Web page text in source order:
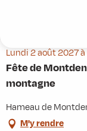
principal
Lundi 2 août 2027
Fête de
montagne
Hameau de
M'y rendre